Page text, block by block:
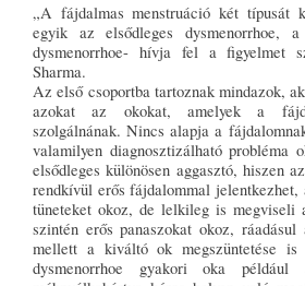
„A fájdalmas menstruáció két típusát
egyik az elsődleges dysmenorrhoe,
dysmenorrhoe- hívja fel a figyelmet
Sharma.
Az első csoportba tartoznak mindazok,
azokat az okokat, amelyek a
szolgálnának. Nincs alapja a
valamilyen diagnosztizálható probléma
elsődleges különösen aggasztó, hiszen
rendkívül erős fájdalommal
tüneteket okoz, de lelkileg is megviseli
szintén erős panaszokat okoz,
mellett a kiváltó ok megszüntetése is
dysmenorrhoe gyakori oka például